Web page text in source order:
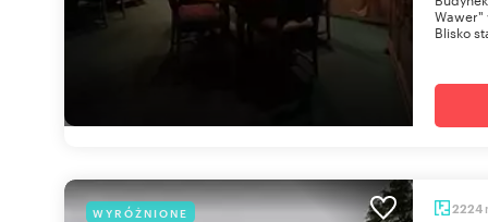
Wawer"
Blisko
WYRÓŻNIONE 2224